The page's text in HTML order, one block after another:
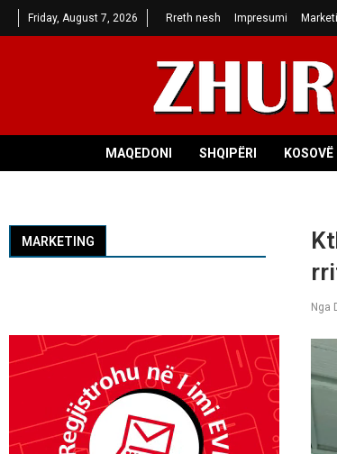
Friday, August 7, 2026 Rreth nesh Impresumi
MAQEDONI SHQIPËRI KOSOVË
Nga
MARKETING